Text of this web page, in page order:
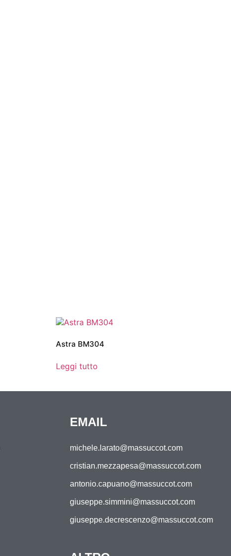
Astra BM304
Leggi tutto
EMAIL
michele.larato@massuccot.com
cristian.mezzapesa@massuccot.com
antonio.capuano@massuccot.com
giuseppe.simmini@massuccot.com
giuseppe.decrescenzo@massuccot.com